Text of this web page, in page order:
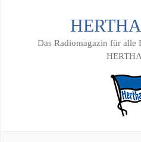
Das Radiomagazin für alle